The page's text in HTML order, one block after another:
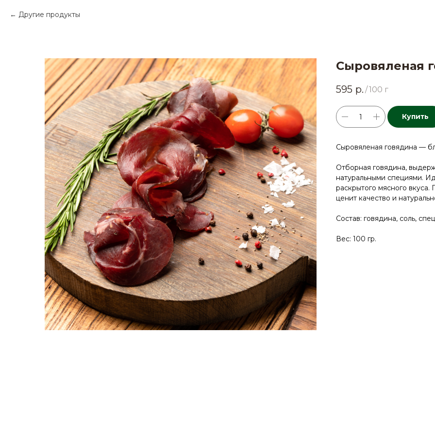
Другие продукты
Сыровяленая
595 р. /100 г
Купить
Сыровяленая говядина —
Отборная говядина,
натуральными специями.
раскрытого мясного вкуса.
ценит качество и
Состав: говядина, соль,
Вес: 100 гр.